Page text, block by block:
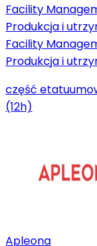
Facility
Produkcja i
Facility
Produkcja i
część etatu
(12h)
Apleona